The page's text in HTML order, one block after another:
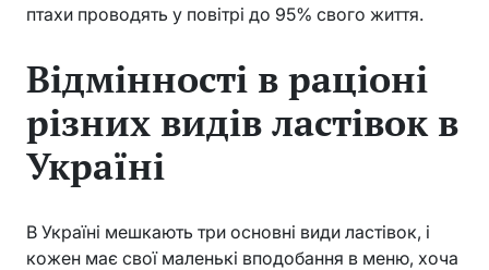
птахи проводять у повітрі до 95% свого життя.
Відмінності в раціоні
різних видів ластівок в
Україні
В Україні мешкають три основні види ластівок, і
кожен має свої маленькі вподобання в меню, хоча